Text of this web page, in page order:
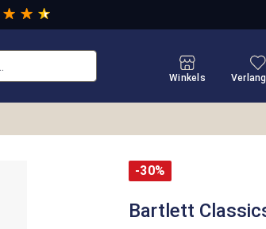
Winkels
-30%
Bartlett